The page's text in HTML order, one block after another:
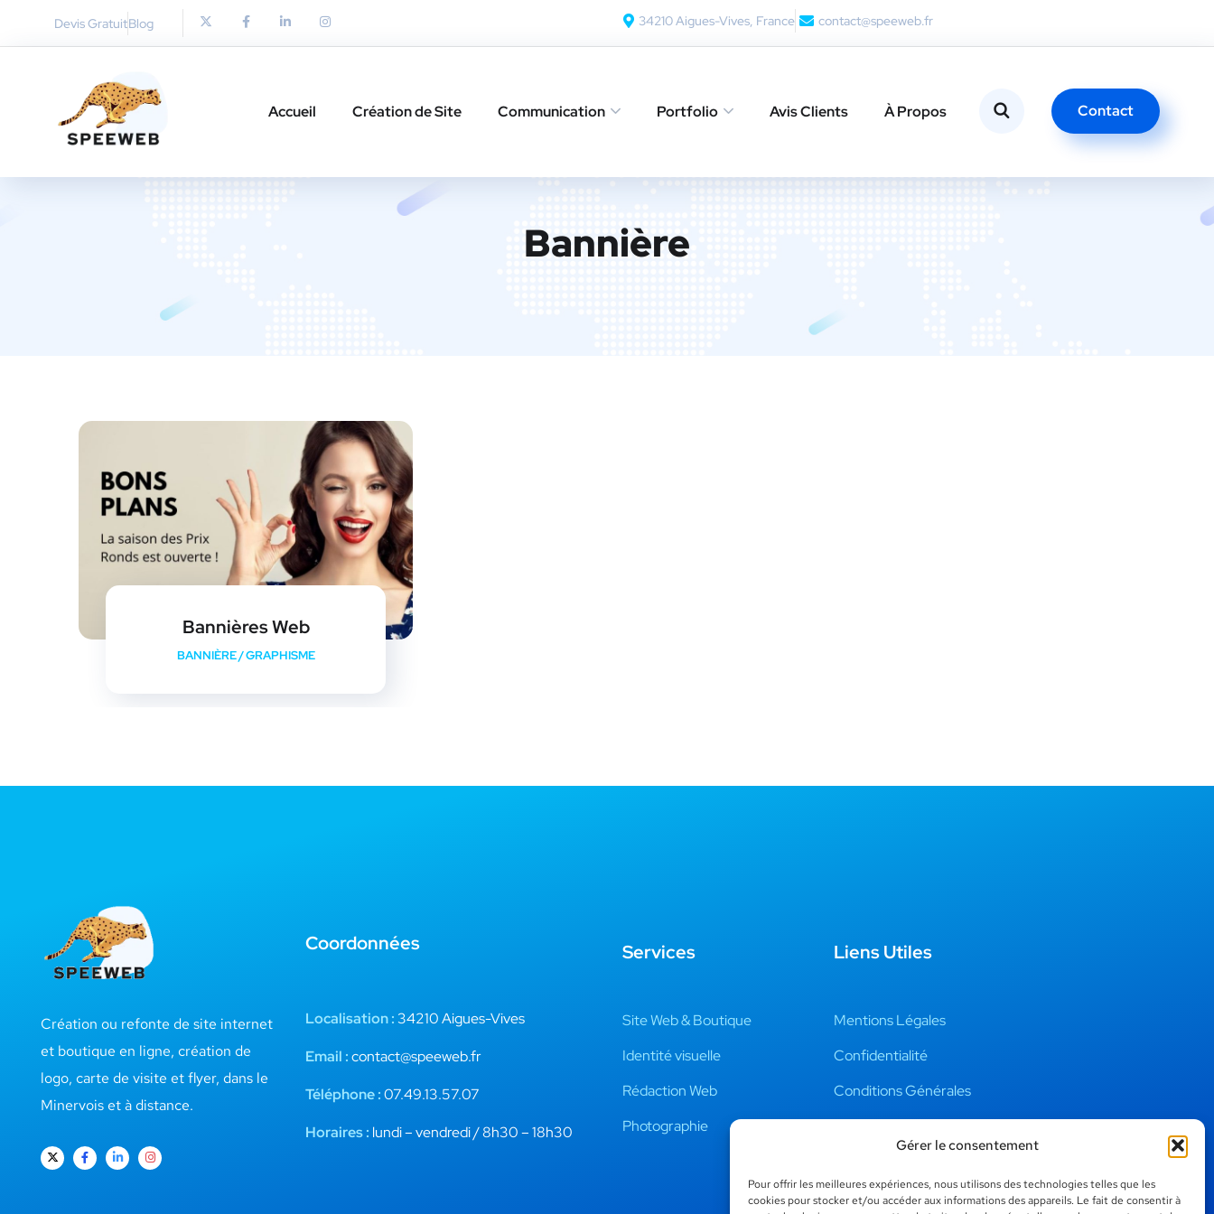
Gérer le consentement
Pour offrir les meilleures expériences, nous utilisons des technologies telles que les
cookies pour stocker et/ou accéder aux informations des appareils. Le fait de consentir à
Devis GratuitBlog 34210 Aigues-Vives, France contact@speeweb.fr
Accueil Création de Site Communication Portfolio Avis Clients À Propos Contact
Bannière
Bannières Web
BANNIÈRE/GRAPHISME
Création ou refonte de site internet
et boutique en ligne, création de
logo, carte de visite et flyer, dans le
Minervois et à distance.
Coordonnées
Localisation :34210 Aigues-Vives
Email :contact@speeweb.fr
Téléphone :07.49.13.57.07
Horaires : lundi – vendredi / 8h30 – 18h30
Services
Site Web & Boutique
Identité visuelle
Rédaction Web
Photographie
Liens Utiles
Mentions Légales
Confidentialité
Conditions Générales